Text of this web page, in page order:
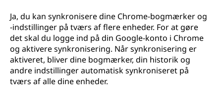
Ja, du kan synkronisere dine Chrome-bogmærker og
-indstillinger på tværs af flere enheder. For at gøre
det skal du logge ind på din Google-konto i Chrome
og aktivere synkronisering. Når synkronisering er
aktiveret, bliver dine bogmærker, din historik og
andre indstillinger automatisk synkroniseret på
tværs af alle dine enheder.